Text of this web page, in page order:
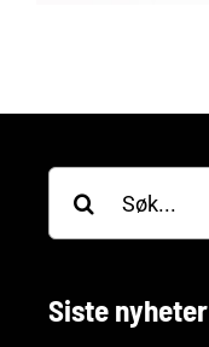
Søk
etter:
Siste nyheter